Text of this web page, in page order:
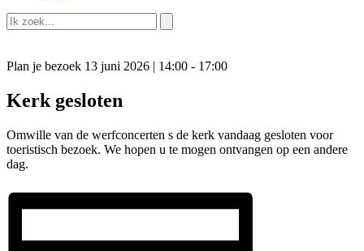
Plan je bezoek 13 juni 2026 | 14:00 - 17:00
Kerk gesloten
Omwille van de werfconcerten s de kerk vandaag gesloten voor
toeristisch bezoek. We hopen u te mogen ontvangen op een andere
dag.